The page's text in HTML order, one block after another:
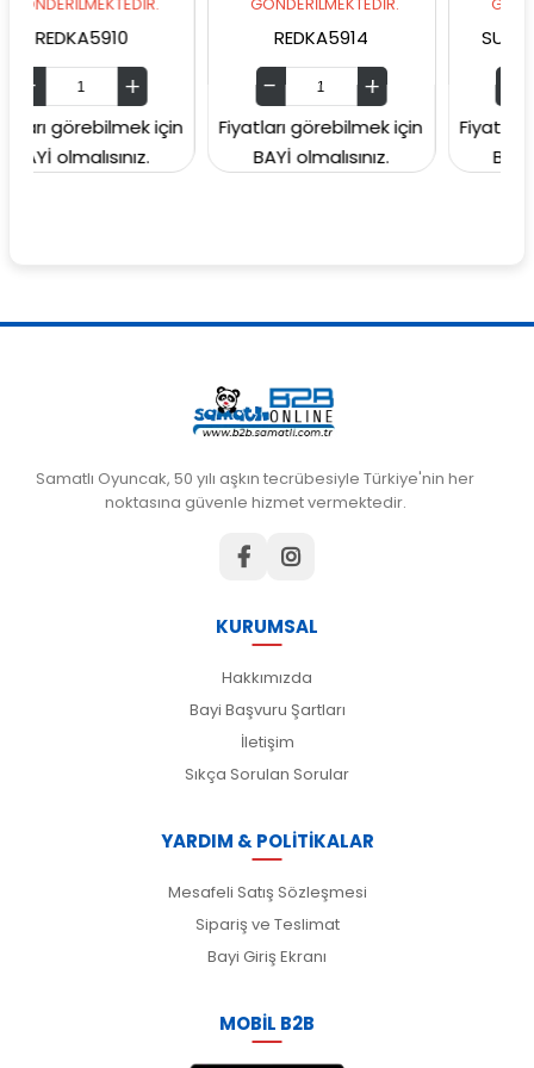
için
GÖNDERİLMEKTEDİR.
REDKA5914
Fiyatları görebilmek için
BAYİ olmalısınız.
Fiyatları
BAYİ
Samatlı Oyuncak, 50 yılı aşkın tecrübesiyle Türkiye'nin her
noktasına güvenle hizmet vermektedir.
KURUMSAL
Hakkımızda
Bayi Başvuru Şartları
İletişim
Sıkça Sorulan Sorular
YARDIM & POLİTİKALAR
Mesafeli Satış Sözleşmesi
Sipariş ve Teslimat
Bayi Giriş Ekranı
MOBİL B2B